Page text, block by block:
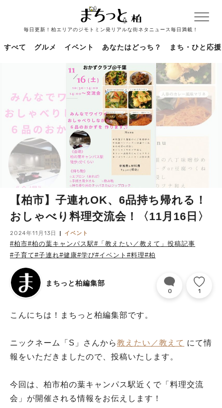
毎日更新！柏エリアのジモトミン発リアルな街ネタニュース毎日満載！
すべて グルメ イベント あなたはどっち？ まち・ひと応援
【柏市】子連れOK、6品持ち帰れる！
おしゃべり料理交流会！〈11月16日〉
2024年11月13日 イベント
#柏市#柏の葉キャンパス駅#「教えたい／教えて」投稿記事
#子育て#子連れ#健康#学び#イベント #料理#柏
まちっと柏編集部
0 1
こんにちは！まちっと柏編集部です。
ニックネーム「S」さんから教えたい／教えて にて情
報をいただきましたので、投稿いたします。
今回は、柏市柏の葉キャンパス駅近くで「料理交流
会」が開催される情報をお伝えします！